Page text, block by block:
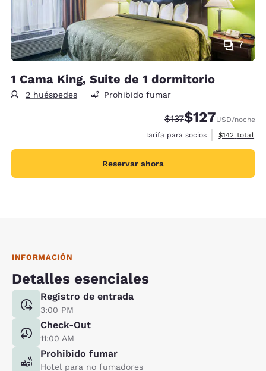
7
1 Cama King, Suite de 1 dormitorio
2 huéspedes Prohibido fumar
Precio tachado:
$137Precio con
$127USD/noche
Tarifa para socios
Ver detalles
$142 total
Reservar ahora
INFORMACIÓN
Detalles esenciales
Registro de entrada
3:00 PM
Check-Out
11:00 AM
Prohibido fumar
Hotel para no fumadores